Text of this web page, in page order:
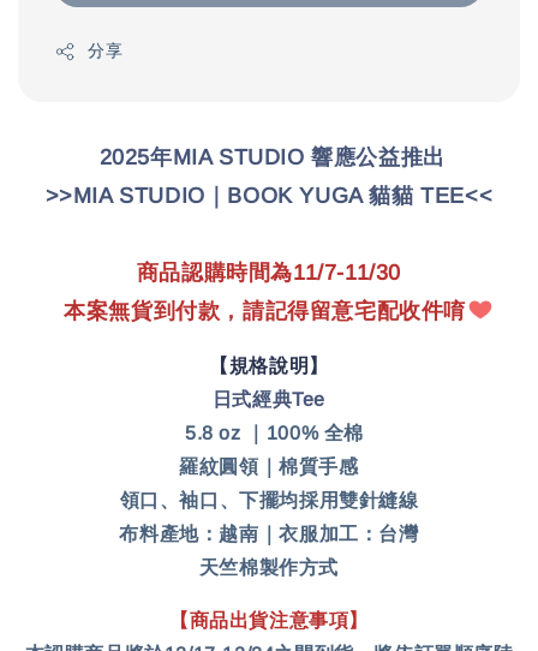
分享
2025年 MIA STUDIO 響應公益推出
>>MIA STUDIO｜BOOK YUGA 貓貓 TEE<<
商品認購時間為11/7-11/30
本案無貨到付款，請記得留意宅配收件唷
【規格說明】
日式經典Tee
5.8 oz ｜100% 全棉
羅紋圓領｜棉質手感
領口、袖口、下擺均採用雙針縫線
布料產地：越南｜衣服加工：台灣
天竺棉製作方式
【商品出貨注意事項】